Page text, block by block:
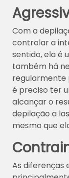
Com a
controlar a
sentido, ela é
também há
regularmente
é preciso ter
alcançar o
depilação a
mesmo que
As diferenças